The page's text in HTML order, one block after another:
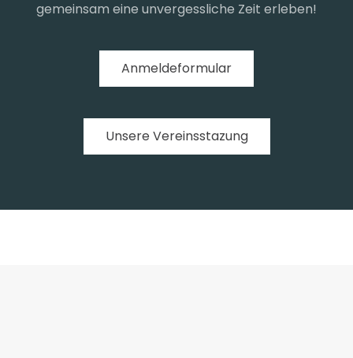
gemeinsam eine unvergessliche Zeit erleben!
Anmeldeformular
Unsere Vereinsstazung